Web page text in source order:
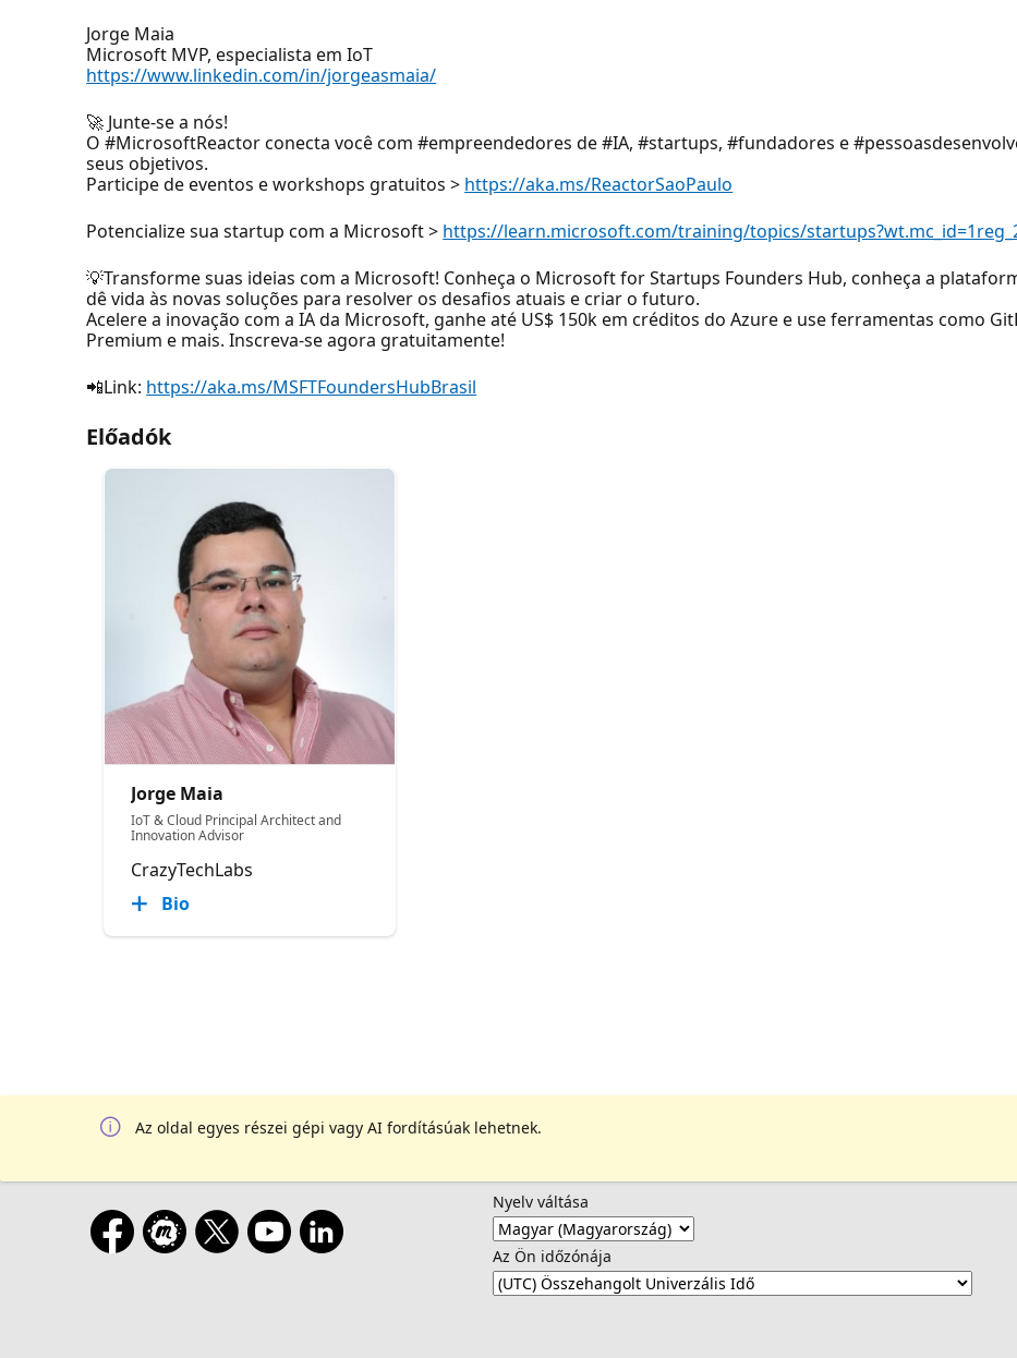
Jorge Maia
Microsoft MVP, especialista em IoT
https://www.linkedin.com/in/jorgeasmaia/
🚀 Junte-se a nós!
O #MicrosoftReactor conecta você com #empreendedores de #IA, #startups, #fundadores e
seus objetivos.
Participe de eventos e workshops gratuitos > https://aka.ms/ReactorSaoPaulo
Potencialize sua startup com a Microsoft > https://learn.microsoft.com/training/topics/
💡Transforme suas ideias com a Microsoft! Conheça o Microsoft for Startups Founders Hub, conheça a
dê vida às novas soluções para resolver os desafios atuais e criar o futuro.
Acelere a inovação com a IA da Microsoft, ganhe até US$ 150k em créditos do Azure e use ferramentas como
Premium e mais. Inscreva-se agora gratuitamente!
📲Link: https://aka.ms/MSFTFoundersHubBrasil
Előadók
Jorge Maia
IoT & Cloud Principal Architect and
Innovation Advisor
CrazyTechLabs
Bio
Az oldal egyes részei gépi vagy AI fordításúak lehetnek.
Nyelv váltása
Az Ön időzónája